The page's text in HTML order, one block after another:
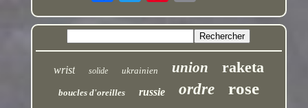
wrist solide ukrainien union raketa
boucles d'oreilles russie ordre rose